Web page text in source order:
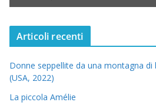
Articoli recenti
Donne seppellite da una montagna di
(USA, 2022)
La piccola Amélie